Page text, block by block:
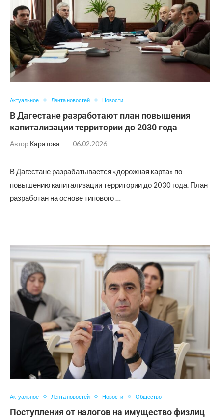
Актуальное Лента новостей Новости
В Дагестане разработают план повышения
капитализации территории до 2030 года
Автор Каратова 06.02.2026
В Дагестане разрабатывается «дорожная карта» по
повышению капитализации территории до 2030 года. План
разработан на основе типового …
Актуальное Лента новостей Новости Общество
Поступления от налогов на имущество физлиц